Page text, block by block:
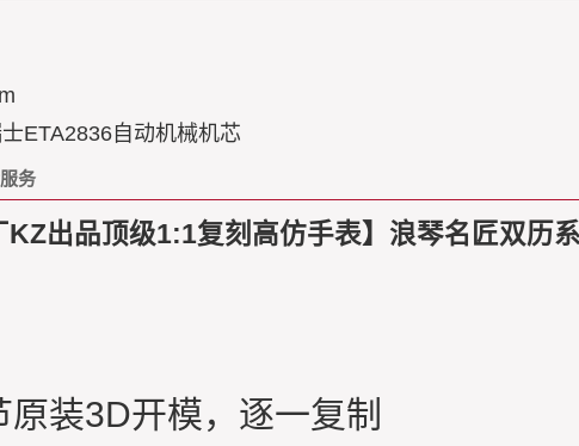
ETA2836自动机械机芯
务
KZ出品顶级1:1复刻高仿手表】浪琴名匠双历
装3D开模，逐一复制